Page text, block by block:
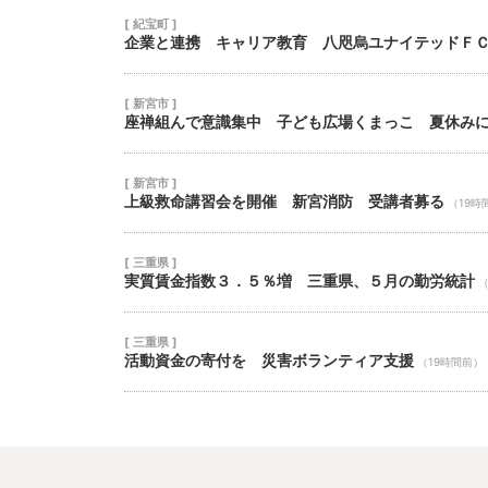
[ 紀宝町 ]
企業と連携 キャリア教育 八咫烏ユナイテッドＦ
[ 新宮市 ]
座禅組んで意識集中 子ども広場くまっこ 夏休み
[ 新宮市 ]
上級救命講習会を開催 新宮消防 受講者募る （19時
[ 三重県 ]
実質賃金指数３．５％増 三重県、５月の勤労統計
[ 三重県 ]
活動資金の寄付を 災害ボランティア支援 （19時間前）